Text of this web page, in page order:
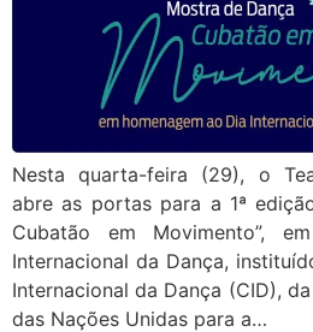
Nesta quarta-feira (29), o
abre as portas para a 1ª
Cubatão em Movimento”,
Internacional da Dança,
Internacional da Dança (CID),
das Nações Unidas para a…